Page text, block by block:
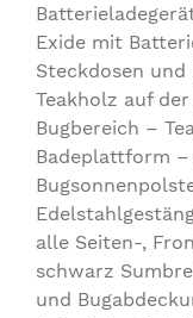
Exide mit
Steckdosen und
Teakholz auf
Bugbereich –
Badeplattform
alle Seiten-,
schwarz
und